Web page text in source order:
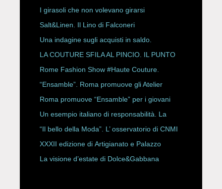
ESPY Awards 2026
I girasoli che non volevano girarsi
Salt&Linen. Il Lino di Falconeri
Una indagine sugli acquisti in saldo.
LA COUTURE SFILA AL PINCIO. IL PUNTO
CON ALESSANDRO ONORATO E
ROBERTA ANGELILLI
Rome Fashion Show #Haute Couture.
“Ensamble”. Roma promuove gli Atelier
Storici
Roma promuove “Ensamble” per i giovani
Un esempio italiano di responsabilità. La
Rete Slow Fiber
“Il bello della Moda”. L’ osservatorio di CNMI
XXXII edizione di Artigianato e Palazzo
La visione d’estate di Dolce&Gabbana